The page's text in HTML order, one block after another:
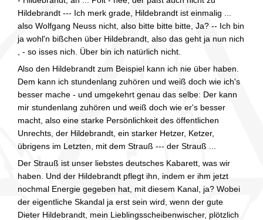
Hildebrandt --- Ich merk grade, Hildebrandt ist einmalig ...
also Wolfgang Neuss nicht, also bitte bitte bitte, Ja? -- Ich bin
ja wohl'n bißchen über Hildebrandt, also das geht ja nun nich
, - so isses nich. Über bin ich natürlich nicht.
Also den Hildebrandt zum Beispiel kann ich nie über haben.
Dem kann ich stundenlang zuhören und weiß doch wie ich's
besser mache - und umgekehrt genau das selbe: Der kann
mir stundenlang zuhören und weiß doch wie er's besser
macht, also eine starke Persönlichkeit des öffentlichen
Unrechts, der Hildebrandt, ein starker Hetzer, Ketzer,
übrigens im Letzten, mit dem Strauß --- der Strauß ...
Der Strauß ist unser liebstes deutsches Kabarett, was wir
haben. Und der Hildebrandt pflegt ihn, indem er ihm jetzt
nochmal Energie gegeben hat, mit diesem Kanal, ja? Wobei
der eigentliche Skandal ja erst sein wird, wenn der gute
Dieter Hildebrandt, mein Lieblingsscheibenwischer, plötzlich